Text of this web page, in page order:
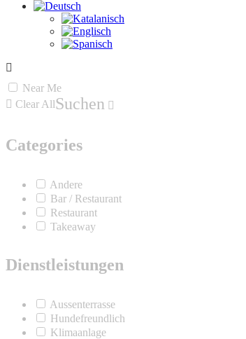
Near Me
Clear AllSuchen
Categories
Andere
Bar / Restaurant
Restaurant
Takeaway
Dienstleistungen
Aussenterrasse
Hundefreundlich
Klimaanlage